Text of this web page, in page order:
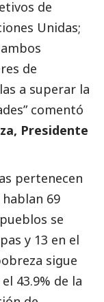
de
Unidas;
de
a superar la
comentó
Presidente
pertenecen
69
se
y 13 en el
sigue
43.9% de la